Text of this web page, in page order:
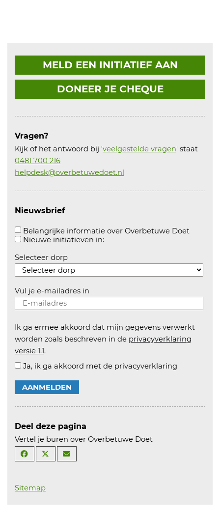
MELD EEN INITIATIEF AAN
DONEER JE CHEQUE
Vragen?
Kijk of het antwoord bij 'veelgestelde vragen' staat
0481 700 216
helpdesk@overbetuwedoet.nl
Nieuwsbrief
Belangrijke informatie over Overbetuwe Doet
Nieuwe initiatieven in:Aanvinken om informatie over
Selecteer dorp
Vul je e-mailadres in
Ik ga ermee akkoord dat mijn gegevens verwerkt
worden zoals beschreven in de privacyverklaring
versie 1.1.
Ja, ik ga akkoord met de privacyverklaring
AANMELDEN
Deel deze pagina
Vertel je buren over Overbetuwe Doet
Sitemap